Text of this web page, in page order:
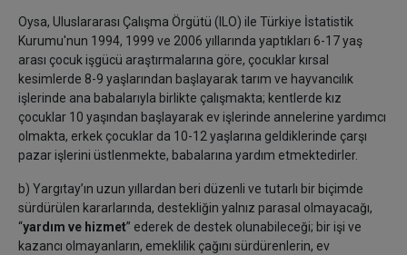
Oysa, Uluslararası Çalışma Örgütü (ILO) ile Türkiye İstatistik
Kurumu'nun 1994, 1999 ve 2006 yıllarında yaptıkları 6-17 yaş
arası çocuk işgücü araştırmalarına göre, çocuklar kırsal
kesimlerde 8-9 yaşlarından başlayarak tarım ve hayvancılık
işlerinde ana babalarıyla birlikte çalışmakta; kentlerde kız
çocuklar 10 yaşından başlayarak ev işlerinde annelerine yardımcı
olmakta, erkek çocuklar da 10-12 yaşlarına geldiklerinde çarşı
pazar işlerini üstlenmekte, babalarına yardım etmektedirler.
b) Yargıtay’ın uzun yıllardan beri düzenli ve tutarlı bir biçimde
sürdürülen kararlarında, destekliğin yalnız parasal olmayacağı,
“yardım ve hizmet” ederek de destek olunabileceği; bir işi ve
kazancı olmayanların, emeklilik çağını sürdürenlerin, ev